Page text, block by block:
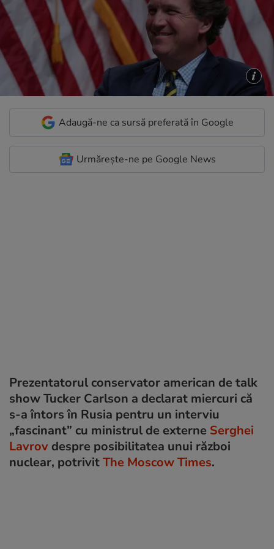
Adaugă-ne ca sursă preferată în Google
Urmărește-ne pe Google News
Prezentatorul conservator american de talk
show Tucker Carlson a declarat miercuri că
s-a întors în Rusia pentru un interviu
„fascinant” cu ministrul de externe Serghei
Lavrov despre posibilitatea unui război
nuclear, potrivitThe Moscow Times.